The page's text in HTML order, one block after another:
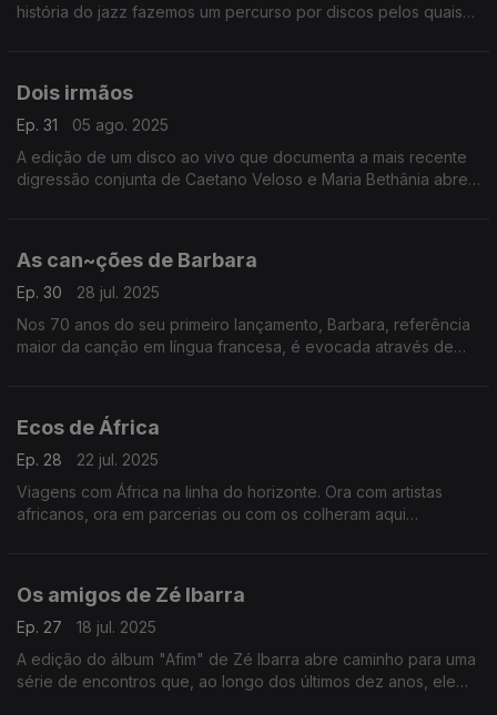
história do jazz fazemos um percurso por discos pelos quais
Dois irmãos
Ep. 31
05 ago. 2025
A edição de um disco ao vivo que documenta a mais recente
digressão conjunta de Caetano Veloso e Maria Bethânia abre
As can~ções de Barbara
Ep. 30
28 jul. 2025
Nos 70 anos do seu primeiro lançamento, Barbara, referência
maior da canção em língua francesa, é evocada através de
Ecos de África
Ep. 28
22 jul. 2025
Viagens com África na linha do horizonte. Ora com artistas
africanos, ora em parcerias ou com os colheram aqui
Os amigos de Zé Ibarra
Ep. 27
18 jul. 2025
A edição do álbum "Afim" de Zé Ibarra abre caminho para uma
série de encontros que, ao longo dos últimos dez anos, ele